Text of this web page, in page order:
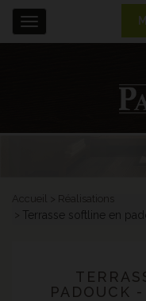
Accueil Réalisations
Terrasse softline en
PADOUCK
Menu